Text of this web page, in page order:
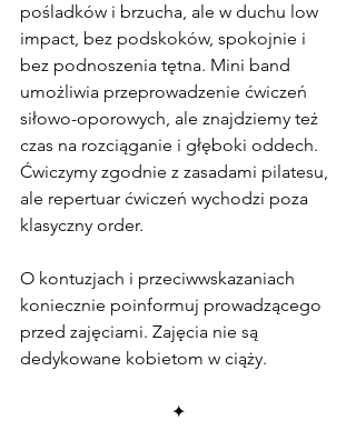
pośladków i brzucha, ale w duchu low
impact, bez podskoków, spokojnie i
bez podnoszenia tętna. Mini band
umożliwia przeprowadzenie ćwiczeń
siłowo-oporowych, ale znajdziemy też
czas na rozciąganie i głęboki oddech.
Ćwiczymy zgodnie z zasadami pilatesu,
ale repertuar ćwiczeń wychodzi poza
klasyczny order.
O kontuzjach i przeciwwskazaniach
koniecznie poinformuj prowadzącego
przed zajęciami. Zajęcia nie są
dedykowane kobietom w ciąży.
✦